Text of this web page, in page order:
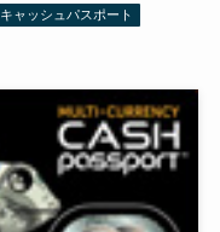
キャッシュパスポート